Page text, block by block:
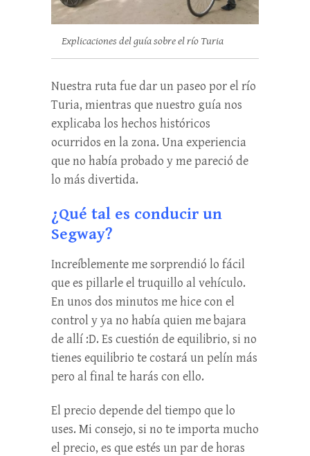
Explicaciones del guía sobre el río Turia
Nuestra ruta fue dar un paseo por el río
Turia, mientras que nuestro guía nos
explicaba los hechos históricos
ocurridos en la zona. Una experiencia
que no había probado y me pareció de
lo más divertida.
¿Qué tal es conducir un
Segway?
Increíblemente me sorprendió lo fácil
que es pillarle el truquillo al vehículo.
En unos dos minutos me hice con el
control y ya no había quien me bajara
de allí :D. Es cuestión de equilibrio, si no
tienes equilibrio te costará un pelín más
pero al final te harás con ello.
El precio depende del tiempo que lo
uses. Mi consejo, si no te importa mucho
el precio, es que estés un par de horas